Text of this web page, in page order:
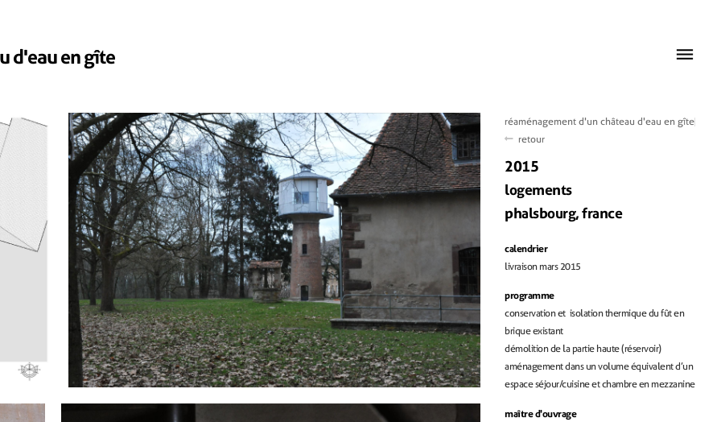
d'eau en gîte
réaménagement d'un château d'eau en gîte
retour
2015
logements
phalsbourg, france
calendrier
livraison mars 2015
programme
conservation et isolation thermique du fût en
brique existant
démolition de la partie haute (réservoir)
aménagement dans un volume équivalent d’un
espace séjour/cuisine et chambre en mezzanine
maître d'ouvrage